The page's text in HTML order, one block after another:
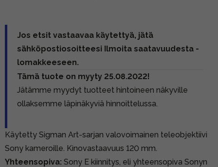
Jos etsit vastaavaa käytettyä, jätä
sähköpostiosoitteesi Ilmoita saatavuudesta -
lomakkeeseen.
Tämä tuote on myyty 25.08.2022!
Jätämme myydyt tuotteet hintoineen näkyville
ollaksemme läpinäkyviä hinnoittelussa.
Käytetty Sigman Art-sarjan valovoimainen teleobjektiivi
Sony kameroille. Kinovastaavuus 120 mm.
Yhteensopiva: Sony E kiinnitys, eli yhteensopiva Sonyn